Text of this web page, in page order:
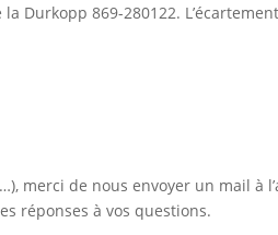
Durkopp 869-280122.
merci de nous envoyer un mail à
réponses à vos questions.